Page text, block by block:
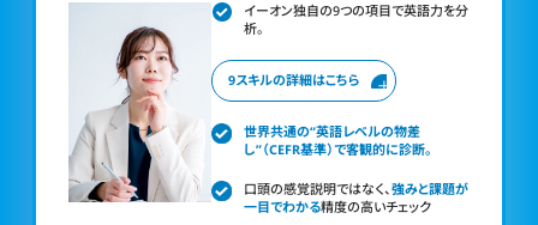
イーオン独自の9つの項目で英語力を分
析。
9スキルの詳細はこちら
世界共通の“英語レベルの物差
し”（CEFR基準）で客観的に診断。
口頭の感覚説明ではなく、強みと課題が
一目でわかる精度の高いチェック